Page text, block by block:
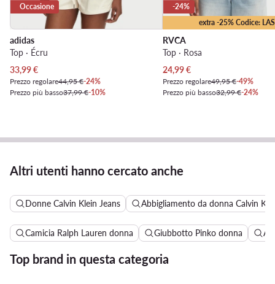
Occasione
adidas
Top · Écru
Prezzo attuale
33,99€
Prezzo regolare44,95 €-24%
Prezzo più basso37,99 €-10%
extra -25% Codice:
-24%
RVCA
Top · Rosa
Prezzo attuale
24,99€
Prezzo regolare49,95 €-49%
Prezzo più basso32,99 €-24%
Altri utenti hanno cercato anche
Donne Calvin Klein Jeans Abbigliamento da donna Calvin
Camicia Ralph Lauren donna Giubbotto Pinko donna
Top brand in questa categoria